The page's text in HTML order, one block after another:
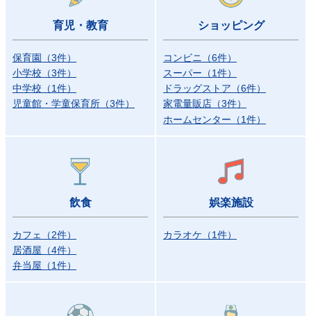
育児・教育
保育園 （3件）
小学校 （3件）
中学校 （1件）
児童館・学童保育所 （3件）
ショッピング
コンビニ （6件）
スーパー （1件）
ドラッグストア （6件）
家電量販店 （3件）
ホームセンター （1件）
飲食
カフェ （2件）
居酒屋 （4件）
弁当屋 （1件）
娯楽施設
カラオケ （1件）